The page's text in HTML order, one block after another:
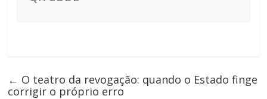
← O teatro da revogação: quando o Estado finge
corrigir o próprio erro